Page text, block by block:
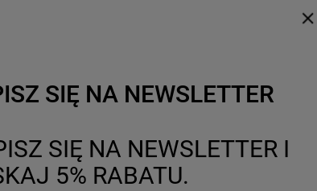
koszty
Ten okap do
pasować do
więcej
SIĘ NA NEWSLETTER
SIĘ NA NEWSLETTER I
5% RABATU.